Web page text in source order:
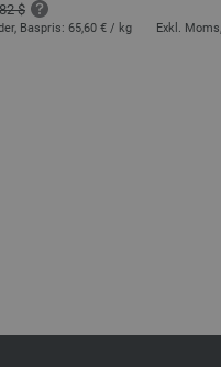
$
Baspris: 65,60 € / kg Exkl.